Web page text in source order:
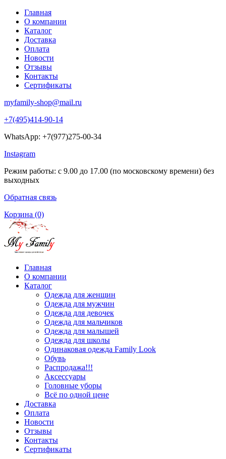
Главная
О компании
Каталог
Доставка
Оплата
Новости
Отзывы
Контакты
Сертификаты
myfamily-shop@mail.ru
+7(495)414-90-14
WhatsApp: +7(977)275-00-34
Instagram
Режим работы: с 9.00 до 17.00 (по московскому времени) без
выходных
Обратная связь
Корзина (0)
Главная
О компании
Каталог
Одежда для женщин
Одежда для мужчин
Одежда для девочек
Одежда для мальчиков
Одежда для малышей
Одежда для школы
Одинаковая одежда Family Look
Обувь
Распродажа!!!
Аксессуары
Головные уборы
Всё по одной цене
Доставка
Оплата
Новости
Отзывы
Контакты
Сертификаты